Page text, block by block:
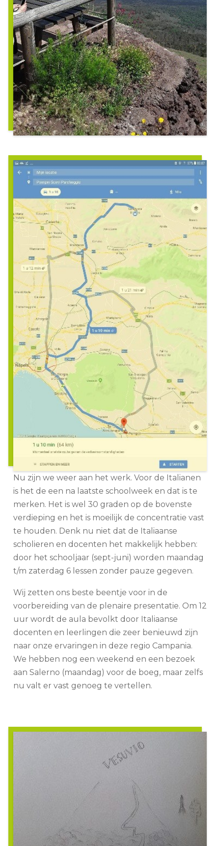
Nu zijn we weer aan het werk. Voor de Italianen
is het de een na laatste schoolweek en dat is te
merken. Het is wel 30 graden op de bovenste
verdieping en het is moeilijk de concentratie vast
te houden. Denk nu niet dat de Italiaanse
scholieren en docenten het makkelijk hebben:
door het schooljaar (sept-juni) worden maandag
t/m zaterdag 6 lessen zonder pauze gegeven.
Wij zetten ons beste beentje voor in de
voorbereiding van de plenaire presentatie. Om 12
uur wordt de aula bevolkt door Italiaanse
docenten en leerlingen die zeer benieuwd zijn
naar onze ervaringen in deze regio Campania.
We hebben nog een weekend en een bezoek
aan Salerno (maandag) voor de boeg, maar zelfs
nu valt er vast genoeg te vertellen.